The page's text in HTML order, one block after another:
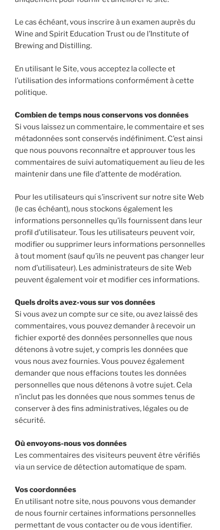
Le cas échéant, vous inscrire à un examen auprès du
Wine and Spirit Education Trust ou de l’Institute of
Brewing and Distilling.
En utilisant le Site, vous acceptez la collecte et
l’utilisation des informations conformément à cette
politique.
Combien de temps nous conservons vos données
Si vous laissez un commentaire, le commentaire et ses
métadonnées sont conservés indéfiniment. C’est ainsi
que nous pouvons reconnaître et approuver tous les
commentaires de suivi automatiquement au lieu de les
maintenir dans une file d’attente de modération.
Pour les utilisateurs qui s’inscrivent sur notre site Web
(le cas échéant), nous stockons également les
informations personnelles qu’ils fournissent dans leur
profil d’utilisateur. Tous les utilisateurs peuvent voir,
modifier ou supprimer leurs informations personnelles
à tout moment (sauf qu’ils ne peuvent pas changer leur
nom d’utilisateur). Les administrateurs de site Web
peuvent également voir et modifier ces informations.
Quels droits avez-vous sur vos données
Si vous avez un compte sur ce site, ou avez laissé des
commentaires, vous pouvez demander à recevoir un
fichier exporté des données personnelles que nous
détenons à votre sujet, y compris les données que
vous nous avez fournies. Vous pouvez également
demander que nous effacions toutes les données
personnelles que nous détenons à votre sujet. Cela
n’inclut pas les données que nous sommes tenus de
conserver à des fins administratives, légales ou de
sécurité.
Où envoyons-nous vos données
Les commentaires des visiteurs peuvent être vérifiés
via un service de détection automatique de spam.
Vos coordonnées
En utilisant notre site, nous pouvons vous demander
de nous fournir certaines informations personnelles
permettant de vous contacter ou de vous identifier.